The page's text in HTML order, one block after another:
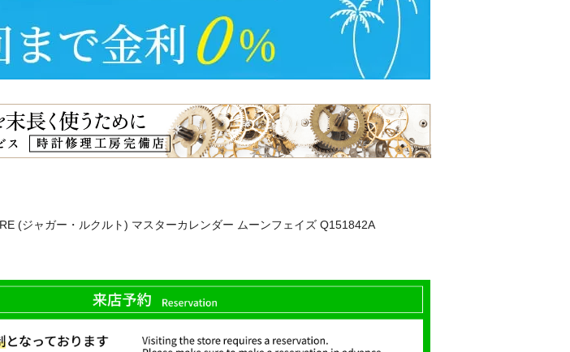
(ジャガー・ルクルト) マスターカレンダー ムーンフェイズ Q151842A